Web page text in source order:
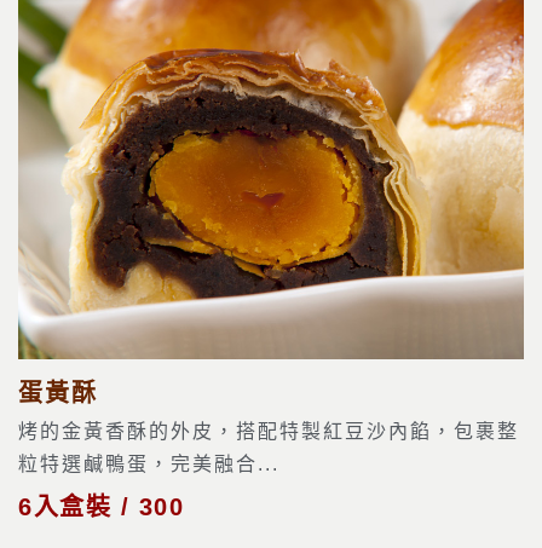
蛋黃酥
烤的金黃香酥的外皮，搭配特製紅豆沙內餡，包裹整
粒特選鹹鴨蛋，完美融合...
6入盒裝 / 300